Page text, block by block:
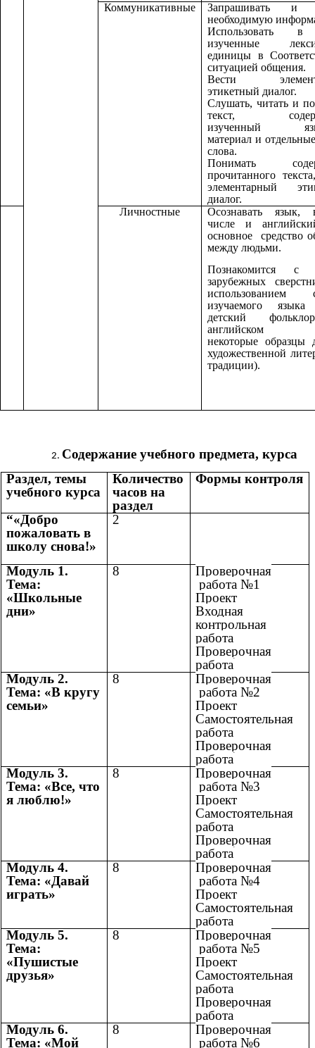
Коммуникативные
Запрашивать и
необходимую
Использовать
изученные
единицы в
ситуацией общения.
Вести
этикетный диалог.
Слушать, читать и
текст,
изученный
материал и
слова.
Понимать
прочитанного
элементарный
диалог.
Личностные
Осознавать
числе и
основное средство
между людьми.
Познакомится с
зарубежных
использованием
изучаемого языка
детский
английском
некоторые образцы
художественной
традиции).
Содержание учебного предмета, курса
Раздел, темы
учебного курса
Количество
часов на
раздел
Формы контроля
“«Добро
пожаловать в
школу снова!»
2
Модуль 1.
Тема:
«Школьные
дни»
8
Проверочная
работа №1
Проект
Входная
контрольная
работа
Проверочная
работа
Модуль 2.
Тема: «В кругу
семьи»
8
Проверочная
работа №2
Проект
Самостоятельная
работа
Проверочная
работа
Модуль 3.
Тема: «Все, что
я люблю!»
8
Проверочная
работа №3
Проект
Самостоятельная
работа
Проверочная
работа
Модуль 4.
Тема: «Давай
играть»
8
Проверочная
работа №4
Проект
Самостоятельная
работа
Модуль 5.
Тема:
«Пушистые
друзья»
8
Проверочная
работа №5
Проект
Самостоятельная
работа
Проверочная
работа
Модуль 6.
Тема: «Мой
8
Проверочная
работа №6